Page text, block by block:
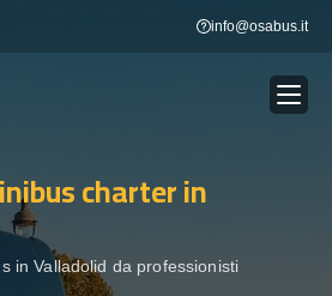
info@osabus.it
Show dropdown
charterin
in Valladolid da professionisti